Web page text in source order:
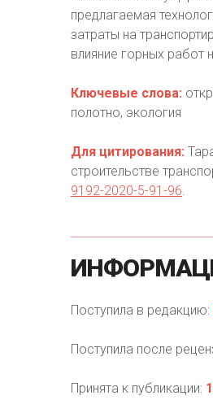
предлагаемая
затраты на
влияние горных
Ключевые слова:
полотно, экология
Для цитирования:
строительстве
9192-2020-5-91-96.
Поступила в редакцию:
Поступила после
Принята к публикации: